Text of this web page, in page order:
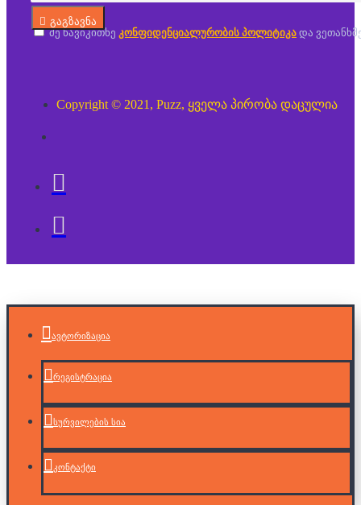
გაგზავნა
მე წავიკითხე კონფიდენციალურობის პოლიტიკა და
Copyright © 2021, Puzz, ყველა პირობა დაცულია
ავტორიზაცია
რეგისტრაცია
სურვილების სია
კონტაქტი